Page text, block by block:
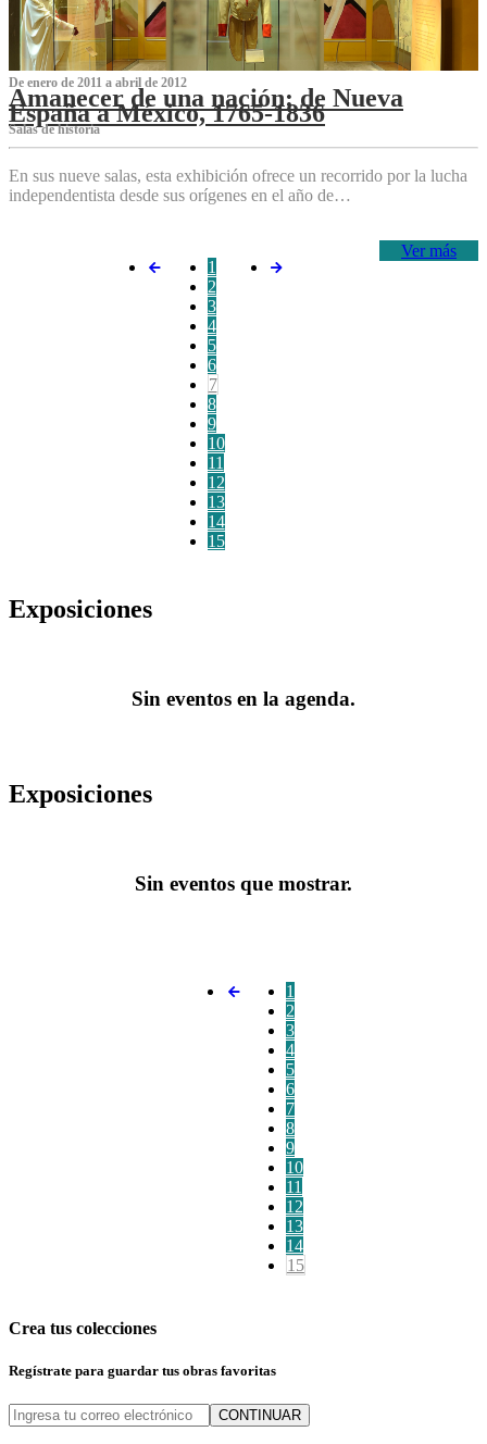
De enero de 2011 a abril de 2012
Amanecer de una nación: de Nueva
España a México, 1765-1836
Salas de historia
En sus nueve salas, esta exhibición ofrece un recorrido por la lucha
independentista desde sus orígenes en el año de…
Ver más
1
2
3
4
5
6
7
8
9
10
11
12
13
14
15
Exposiciones
Sin eventos en la agenda.
Exposiciones
Sin eventos que mostrar.
1
2
3
4
5
6
7
8
9
10
11
12
13
14
15
Crea tus colecciones
Regístrate para guardar tus obras favoritas
CONTINUAR